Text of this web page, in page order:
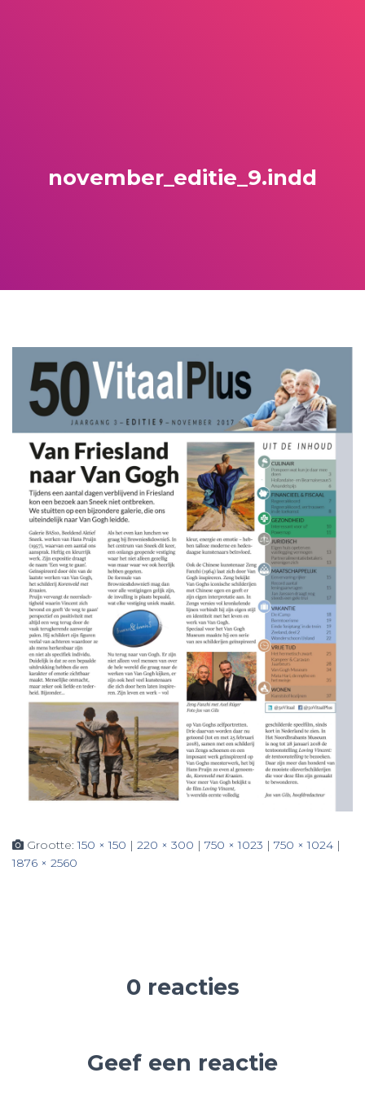
november_editie_9.indd
Grootte:150 × 150 | 220 × 300 | 750 × 1023 | 750 × 1024 |
1876 × 2560
0 reacties
Geef een reactie